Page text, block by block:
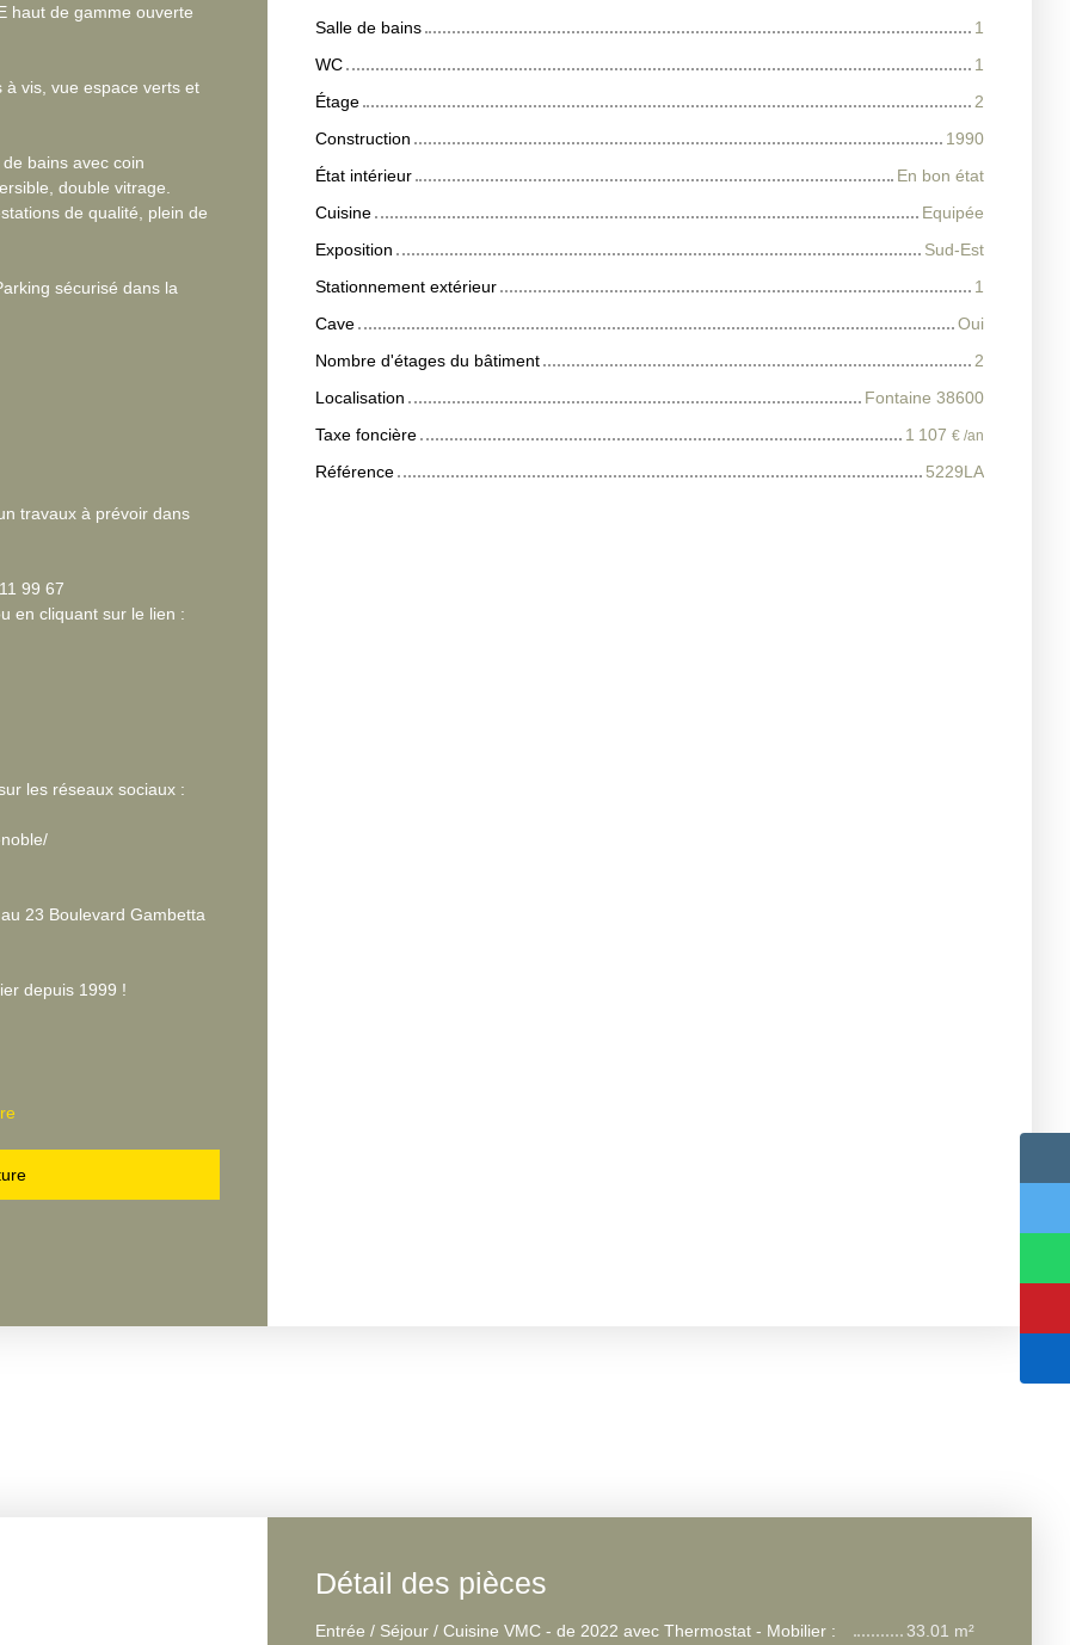
haut de gamme ouverte
à vis, vue espace verts et
bains avec coin
double vitrage.
de qualité, plein de
sécurisé dans la
travaux à prévoir dans
99 67
en cliquant sur le lien :
les réseaux sociaux :
23 Boulevard Gambetta
depuis 1999 !
Salle de bains
1
WC
1
Étage
2
Construction
1990
État intérieur
En bon état
Cuisine
Equipée
Exposition
Sud-Est
Stationnement extérieur
1
Cave
Oui
Nombre d'étages du bâtiment
2
Localisation
Fontaine 38600
Taxe foncière
1 107 € /an
Référence 5229LA
Détail des pièces
Entrée / Séjour / Cuisine VMC - de 2022 avec Thermostat - Mobilier :
33.01 m²